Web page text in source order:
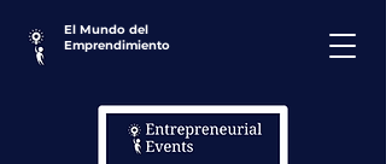
El Mundo del
Emprendimiento